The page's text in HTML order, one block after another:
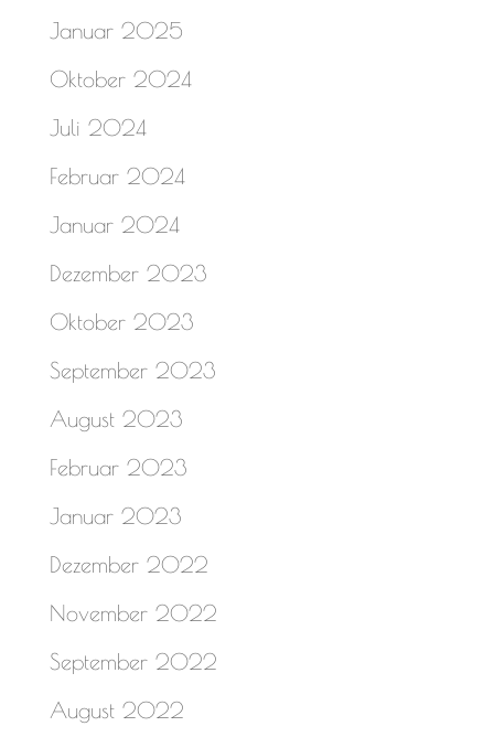
Januar 2025
Oktober 2024
Juli 2024
Februar 2024
Januar 2024
Dezember 2023
Oktober 2023
September 2023
August 2023
Februar 2023
Januar 2023
Dezember 2022
November 2022
September 2022
August 2022